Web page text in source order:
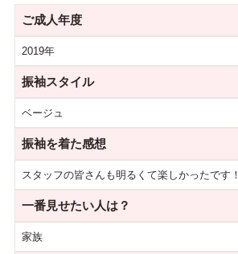
ご成人年度
2019年
振袖スタイル
ベージュ
振袖を着た感想
スタッフの皆さんも明るくて楽しかったです！
一番見せたい人は？
家族